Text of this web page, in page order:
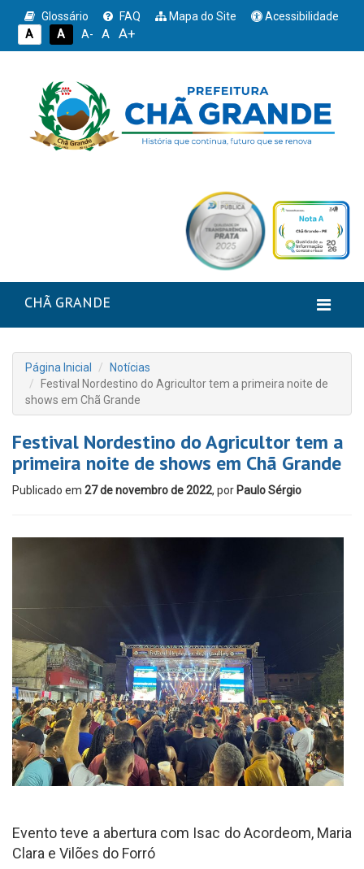
Glossário FAQ Mapa do Site
Acessibilidade
A
A A- A A+
CHÃ GRANDE
Página Inicial
Notícias
Festival Nordestino do Agricultor tem a primeira noite de
shows em Chã Grande
Festival Nordestino do Agricultor tem a
primeira noite de shows em Chã Grande
Publicado em 27 de novembro de 2022, por Paulo Sérgio
Evento teve a abertura com Isac do Acordeom, Maria
Clara e Vilões do Forró